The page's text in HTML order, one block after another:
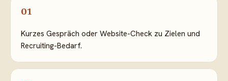
01
Kurzes Gespräch oder Website-Check zu Zielen und
Recruiting-Bedarf.